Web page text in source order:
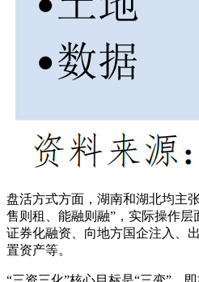
盘活方式方面，湖南和湖北均主
售则租、能融则融”，实际操作
证券化融资、向地方国企注入、
置资产等。